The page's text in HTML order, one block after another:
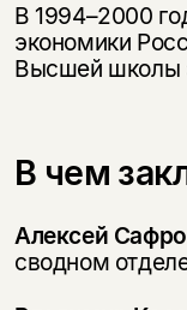
В 1994–2000
экономики
Высшей школы
В чем
Алексей
сводном